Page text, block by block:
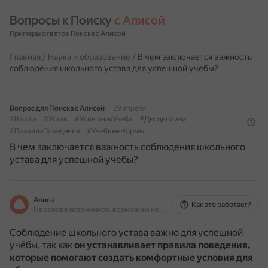
Вопросы к Поиску с Алисой
Примеры ответов Поиска с Алисой
Главная / Наука и образование / В чем заключается важность
соблюдения школьного устава для успешной учебы?
Вопрос для Поиска с Алисой
29 апреля
#Школа
#Устав #УспешнаяУчеба
#Дисциплина
#ПравилаПоведения
#УчебныеНормы
В чем заключается важность соблюдения школьного
устава для успешной учебы?
Алиса
На основе источников, возможны неточности
Как это работает?
Соблюдение школьного устава важно для успешной
учёбы, так какон устанавливает правила поведения,
которые помогают создать комфортные условия для